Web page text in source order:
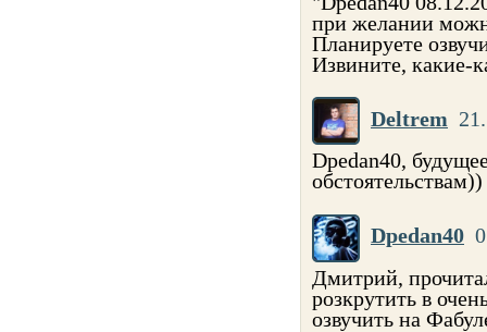
при желании
Планируете
Извините, какие-
Deltrem
Dpedan40,
обстоятельствам))
Dpedan40
Дмитрий,
розкрутить в
озвучить на